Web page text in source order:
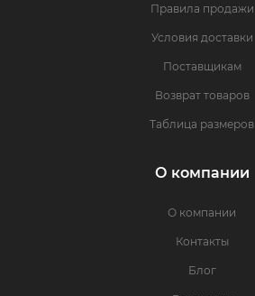
Правила продажи
Условия доставки
Поставщикам
Возврат товаров
Таблица размеров
О компании
О компании
Контакты
Блог